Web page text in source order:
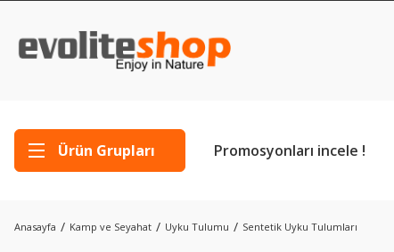
Ürün Grupları Promosyonları incele !
Anasayfa Kamp ve Seyahat Uyku Tulumu Sentetik Uyku Tulumları